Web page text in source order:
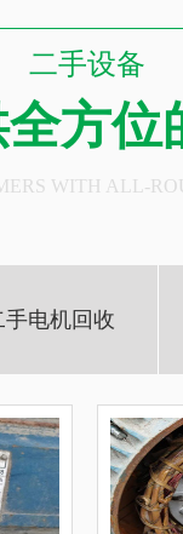
二手设备
方位
WITH ALL-
手电机回收